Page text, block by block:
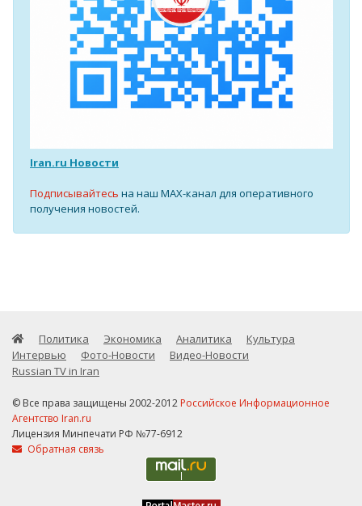
Iran.ru Новости
Подписывайтесь на наш MAX-канал для оперативного
получения новостей.
Политика Экономика Аналитика
Культура
Интервью
Фото-Новости
Видео-Новости
Russian TV in Iran
© Все права защищены 2002-2012 Российское Информационное
Агентство Iran.ru
Лицензия Минпечати РФ №77-6912
Обратная связь